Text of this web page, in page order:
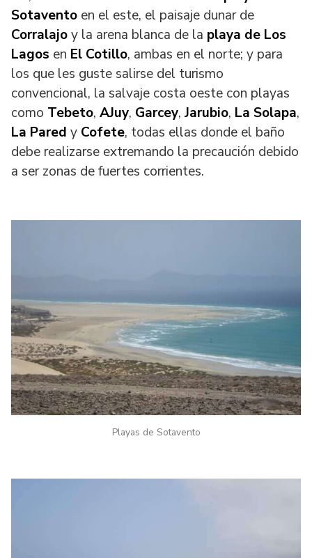
Sotavento en el este, el paisaje dunar de
Corralajoy la arena blanca de la playa de Los
Lagos en El Cotillo, ambas en el norte; y para
los que les guste salirse del turismo
convencional, la salvaje costa oeste con playas
como Tebeto, AJuy, Garcey, Jarubio, La Solapa,
La Pared y Cofete, todas ellas donde el baño
debe realizarse extremando la precaución debido
a ser zonas de fuertes corrientes.
Playas de Sotavento